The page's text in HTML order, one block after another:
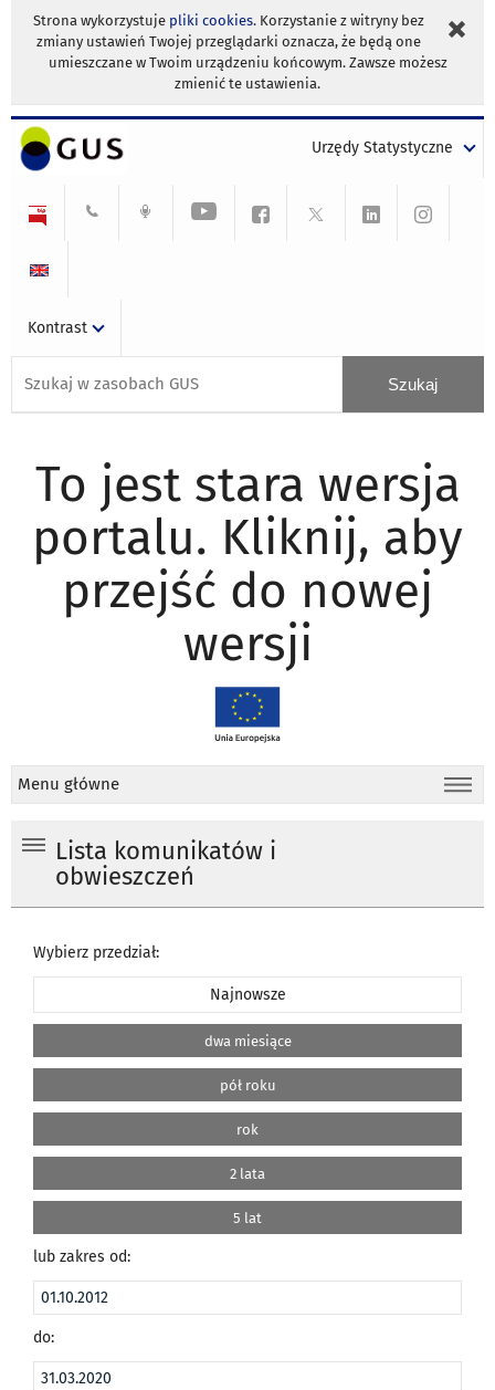
Strona wykorzystuje pliki cookies. Korzystanie z witryny bez
zmiany ustawień Twojej przeglądarki oznacza, że będą one
umieszczane w Twoim urządzeniu końcowym. Zawsze możesz
zmienić te ustawienia.
Urzędy Statystyczne
Kontrast
To jest stara wersja
portalu. Kliknij, aby
przejść do nowej
wersji
Menu główne
Lista komunikatów i
obwieszczeń
Wybierz przedział:
Najnowsze
dwa miesiące
pół roku
rok
2 lata
5 lat
lub zakres od:
do: